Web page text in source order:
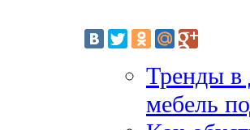
Тренды в
мебель